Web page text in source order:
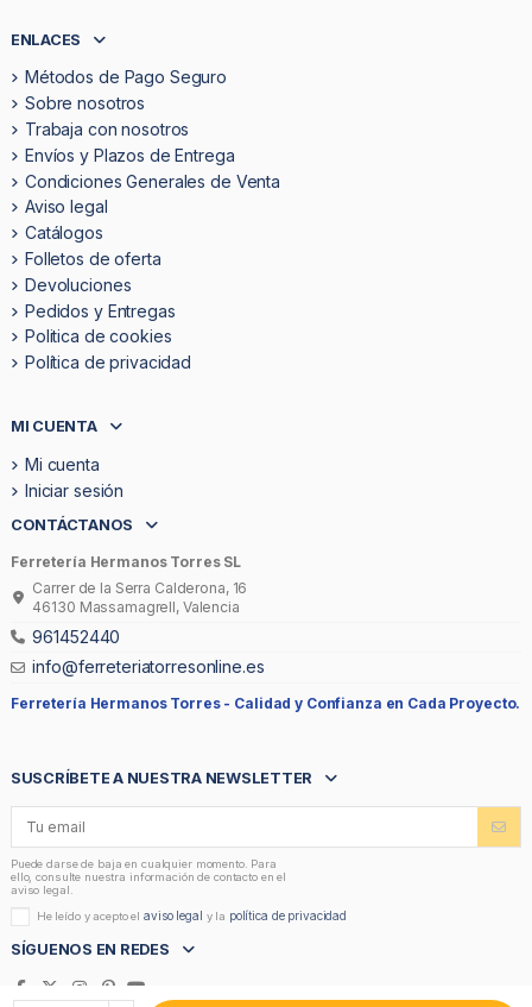
ENLACES
Métodos de Pago Seguro
Sobre nosotros
Trabaja con nosotros
Envíos y Plazos de Entrega
Condiciones Generales de Venta
Aviso legal
Catálogos
Folletos de oferta
Devoluciones
Pedidos y Entregas
Politica de cookies
Política de privacidad
MI CUENTA
Mi cuenta
Iniciar sesión
CONTÁCTANOS
Ferretería Hermanos Torres SL
Carrer de la Serra Calderona, 16
46130 Massamagrell, Valencia
961452440
info@ferreteriatorresonline.es
Ferretería Hermanos Torres - Calidad y Confianza en Cada Proyecto.
SUSCRÍBETE A NUESTRA NEWSLETTER
Puede darse de baja en cualquier momento. Para
ello, consulte nuestra información de contacto en el
aviso legal.
He leído y acepto elaviso legal y la política de privacidad
SÍGUENOS EN REDES